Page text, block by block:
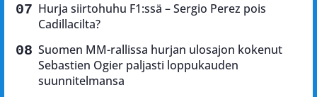
Hurja siirtohuhu F1:ssä – Sergio Perez pois
Cadillacilta?
Suomen MM-rallissa hurjan ulosajon kokenut
Sebastien Ogier paljasti loppukauden
suunnitelmansa